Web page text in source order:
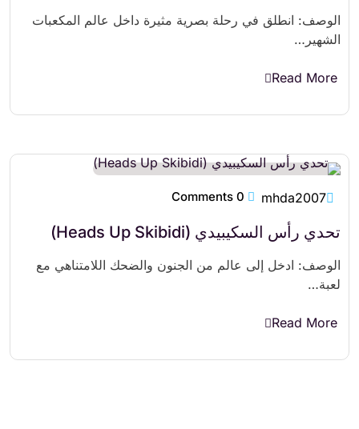
الوصف: انطلق في رحلة بصرية مثيرة داخل عالم المكعبات
الشهير…
Read More
mhda2007
تحدي رأس السكيبيدي (Heads Up Skibidi)
الوصف: ادخل إلى عالم من الجنون والضحك اللامتناهي مع
لعبة…
Read More